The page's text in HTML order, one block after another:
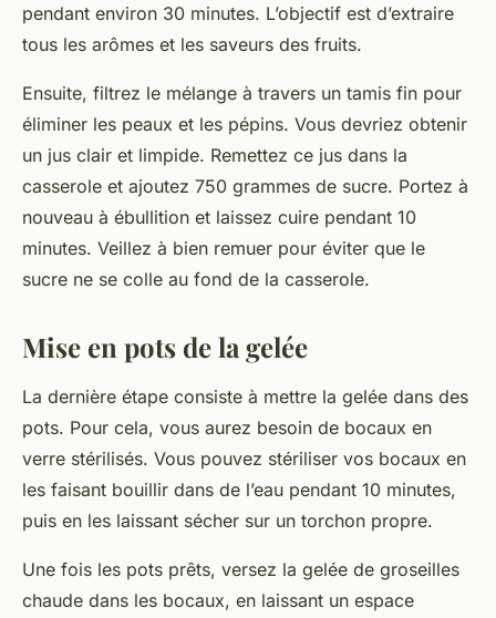
pendant environ 30 minutes. L’objectif est d’extraire
tous les arômes et les saveurs des fruits.
Ensuite, filtrez le mélange à travers un tamis fin pour
éliminer les peaux et les pépins. Vous devriez obtenir
un jus clair et limpide. Remettez ce jus dans la
casserole et ajoutez 750 grammes de sucre. Portez à
nouveau à ébullition et laissez cuire pendant 10
minutes. Veillez à bien remuer pour éviter que le
sucre ne se colle au fond de la casserole.
Mise en pots de la gelée
La dernière étape consiste à mettre la gelée dans des
pots. Pour cela, vous aurez besoin de bocaux en
verre stérilisés. Vous pouvez stériliser vos bocaux en
les faisant bouillir dans de l’eau pendant 10 minutes,
puis en les laissant sécher sur un torchon propre.
Une fois les pots prêts, versez la gelée de groseilles
chaude dans les bocaux, en laissant un espace